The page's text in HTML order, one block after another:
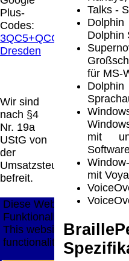
Plus-
Codes:
3QC5+QCG
Dresden
Wir sind
nach §4
Nr. 19a
UStG von
der
Umsatzsteuer
befreit.
Talks -
Dolphin
für MS-
mit
mit
uns ausdrücklich von
gelinkten Seiten auf
machen uns diese
Diese Erklärung gilt für
Homepage
Die Europäische
Plattform zur Online-
bereit. Die Plattform
http://ec.europa.eu/
Mailadresse lautet:
Seitenanfang
Impressum
Datenschutz
Katalog (PDF)
Sitemap
große Anzeige Schließen
Diese Website nutzt
Funktionalität bieten zu
This website uses
functionality.